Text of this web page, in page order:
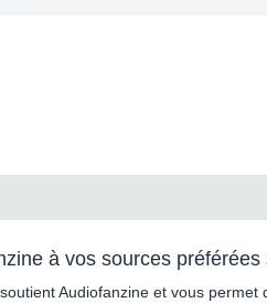
à vos sources préférées
Audiofanzine et vous